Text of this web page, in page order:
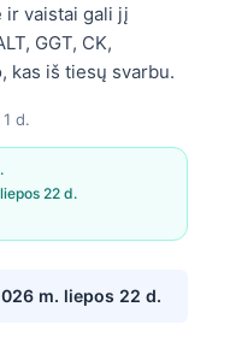
ir vaistai gali jį
GGT, CK,
kas iš tiesų svarbu.
d.
22 d.
m. liepos 22 d.